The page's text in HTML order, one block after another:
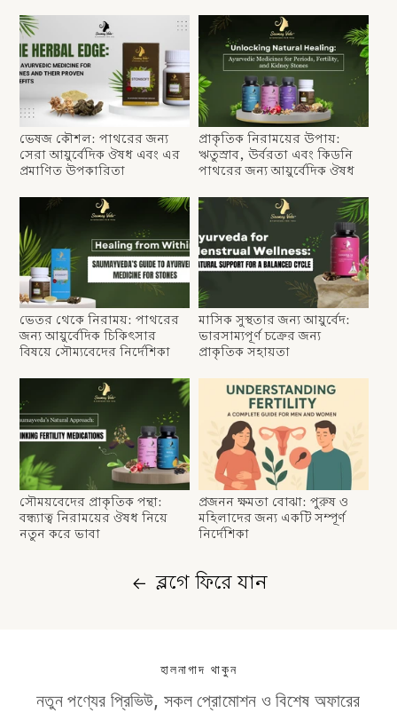
ভেষজ কৌশল: পাথরের জন্য
সেরা আয়ুর্বেদিক ঔষধ এবং এর
প্রমাণিত উপকারিতা
প্রাকৃতিক নিরাময়ের উপায়:
ঋতুস্রাব, উর্বরতা এবং কিডনি
পাথরের জন্য আয়ুর্বেদিক ঔষধ
ভেতর থেকে নিরাময়: পাথরের
জন্য আয়ুর্বেদিক চিকিৎসার
বিষয়ে সৌম্যবেদের নির্দেশিকা
মাসিক সুস্থতার জন্য আয়ুর্বেদ:
ভারসাম্যপূর্ণ চক্রের জন্য
প্রাকৃতিক সহায়তা
সৌময়বেদের প্রাকৃতিক পন্থা:
বন্ধ্যাত্ব নিরাময়ের ঔষধ নিয়ে
নতুন করে ভাবা
প্রজনন ক্ষমতা বোঝা: পুরুষ ও
মহিলাদের জন্য একটি সম্পূর্ণ
নির্দেশিকা
ব্লগে ফিরে যান
হালনাগাদ থাকুন
নতুন পণ্যের প্রিভিউ, সকল প্রোমোশন ও বিশেষ অফারের